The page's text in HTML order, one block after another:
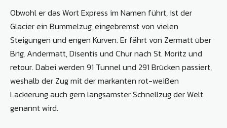
Obwohl er das Wort Express im Namen führt, ist der
Glacier ein Bummelzug, eingebremst von vielen
Steigungen und engen Kurven. Er fährt von Zermatt über
Brig, Andermatt, Disentis und Chur nach St. Moritz und
retour. Dabei werden 91 Tunnel und 291 Brücken passiert,
weshalb der Zug mit der markanten rot-weißen
Lackierung auch gern langsamster Schnellzug der Welt
genannt wird.